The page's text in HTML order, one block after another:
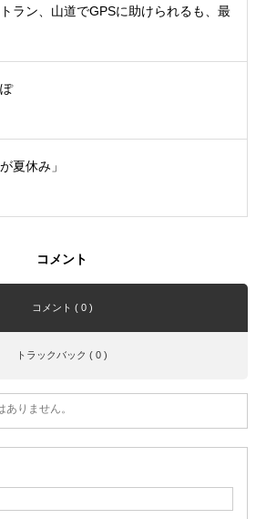
ラン、山道でGPSに助けられるも、最
夏休み」
コメント
コメント ( 0 )
トラックバック ( 0 )
ありません。